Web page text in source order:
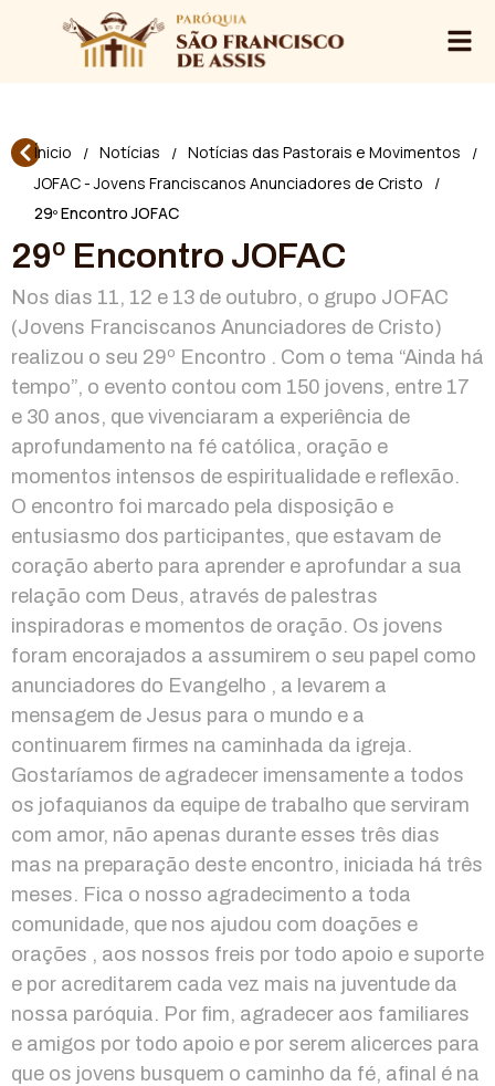
Ínicio / Notícias / Notícias das Pastorais e Movimentos
/
JOFAC - Jovens Franciscanos Anunciadores de Cristo
/
29º Encontro JOFAC
29º Encontro JOFAC
Nos dias 11, 12 e 13 de outubro, o grupo JOFAC
(Jovens Franciscanos Anunciadores de Cristo)
realizou o seu 29º Encontro . Com o tema “Ainda há
tempo”, o evento contou com 150 jovens, entre 17
e 30 anos, que vivenciaram a experiência de
aprofundamento na fé católica, oração e
momentos intensos de espiritualidade e reflexão.
O encontro foi marcado pela disposição e
entusiasmo dos participantes, que estavam de
coração aberto para aprender e aprofundar a sua
relação com Deus, através de palestras
inspiradoras e momentos de oração. Os jovens
foram encorajados a assumirem o seu papel como
anunciadores do Evangelho , a levarem a
mensagem de Jesus para o mundo e a
continuarem firmes na caminhada da igreja.
Gostaríamos de agradecer imensamente a todos
os jofaquianos da equipe de trabalho que serviram
com amor, não apenas durante esses três dias
mas na preparação deste encontro, iniciada há três
meses. Fica o nosso agradecimento a toda
comunidade, que nos ajudou com doações e
orações , aos nossos freis por todo apoio e suporte
e por acreditarem cada vez mais na juventude da
nossa paróquia. Por fim, agradecer aos familiares
e amigos por todo apoio e por serem alicerces para
que os jovens busquem o caminho da fé, afinal é na